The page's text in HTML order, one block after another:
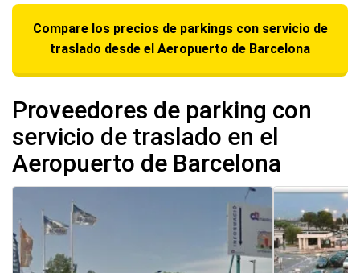
Compare los precios de parkings con servicio de
traslado desde el Aeropuerto de Barcelona
Proveedores de parking con
servicio de traslado en el
Aeropuerto de Barcelona